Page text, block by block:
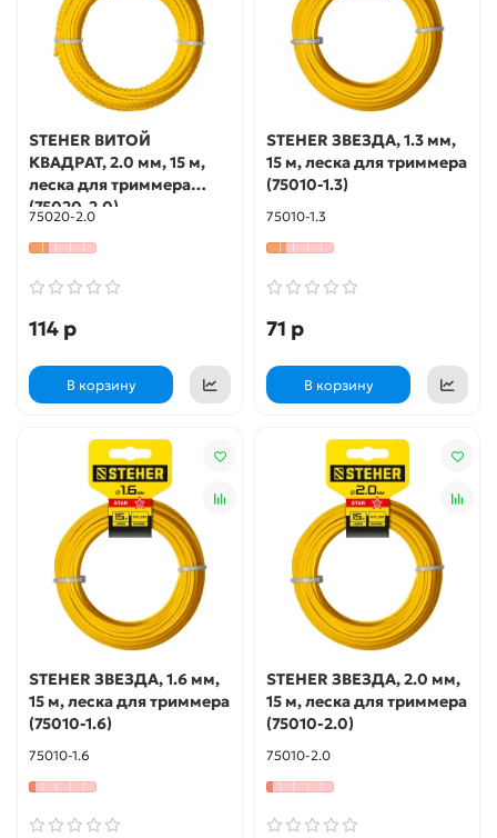
STEHER ВИТОЙ
КВАДРАТ, 2.0 мм, 15 м,
леска для триммера
(75020-2.0)
75020-2.0
114 р
В корзину
STEHER ЗВЕЗДА, 1.3 мм,
15 м, леска для триммера
(75010-1.3)
75010-1.3
71 р
В корзину
STEHER ЗВЕЗДА, 1.6 мм,
15 м, леска для триммера
(75010-1.6)
75010-1.6
STEHER ЗВЕЗДА, 2.0 мм,
15 м, леска для триммера
(75010-2.0)
75010-2.0